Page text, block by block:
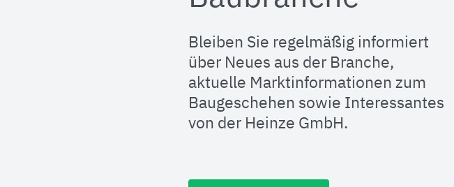
Bleiben Sie regelmäßig informiert
über Neues aus der Branche,
aktuelle Marktinformationen zum
Baugeschehen sowie Interessantes
von der Heinze GmbH.